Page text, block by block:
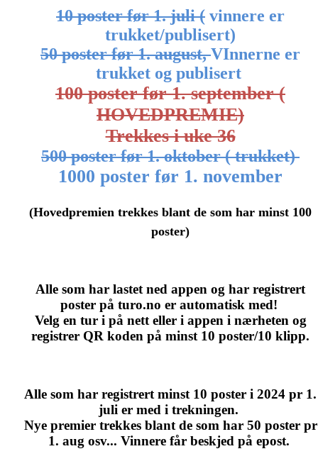
10 poster før 1. juli ( vinnere er
trukket/publisert)
50 poster før 1. august,VInnerne er
trukket og publisert
100 poster før 1. september(
HOVEDPREMIE)
Trekkes i uke 36
500 posterfør 1. oktober ( trukket)
1000 poster før 1. november
(Hovedpremien trekkes blant de som har minst 100
poster)
Alle som har lastet ned appen og har registrert
poster på turo.no er automatisk med!
Velg en tur i på nett eller i appen i nærheten og
registrer QR koden på minst 10 poster/10 klipp.
Alle som har registrert minst 10 poster i 2024 pr 1.
juli er med i trekningen.
Nye premier trekkes blant de som har 50 poster pr
1. aug osv... Vinnere får beskjed på epost.